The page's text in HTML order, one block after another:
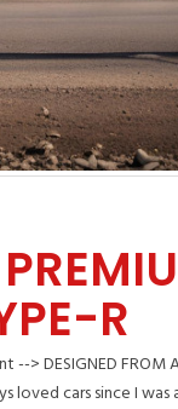
R
> DESIGNED FROM
loved cars since I was